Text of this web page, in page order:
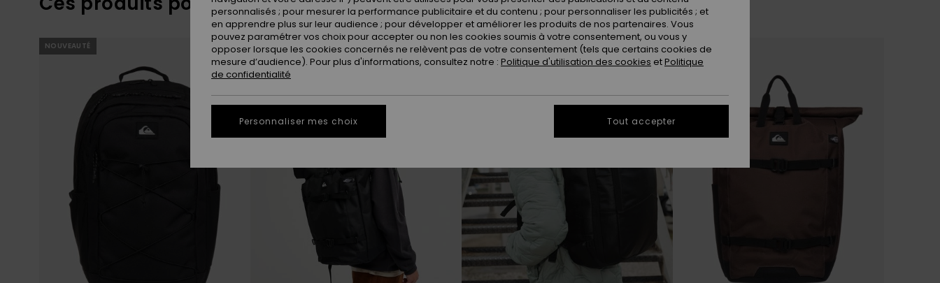
Passer
aux
critères
Aller
trier
NOUVEAUTÉ NOUVEAUTÉ NOUVEAUTÉ NOUVEAUTÉ
personnalisés ; pour mesurer la performance publicitaire et du contenu ; pour personnaliser les publicités ; et
en apprendre plus sur leur audience ; pour développer et améliorer les produits de nos partenaires. Vous
pouvez paramétrer vos choix pour accepter ou non les cookies soumis à votre consentement, ou vous y
opposer lorsque les cookies concernés ne relèvent pas de votre consentement (tels que certains cookies de
mesure d’audience). Pour plus d'informations, consultez notre : Politique d'utilisation des cookies etPolitique
de confidentialité
Personnaliser mes choix Tout accepter